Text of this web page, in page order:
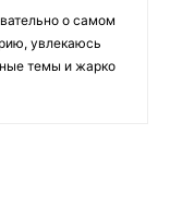
о самом
увлекаюсь
темы и жарко